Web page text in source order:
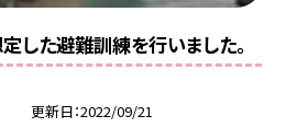
た避難訓練を行いました。
更新日 2022/09/21